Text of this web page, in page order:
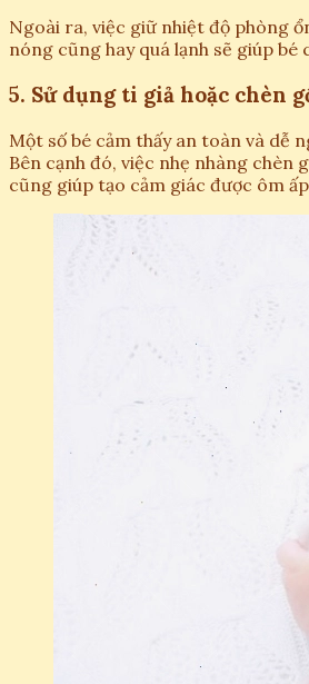
Ngoài ra, việc giữ nhiệt độ phòng
nóng cũng hay quá lạnh sẽ giúp bé
5. Sử dụng ti giả hoặc chèn
Một số bé cảm thấy an toàn và dễ
Bên cạnh đó, việc nhẹ nhàng chèn
cũng giúp tạo cảm giác được ôm